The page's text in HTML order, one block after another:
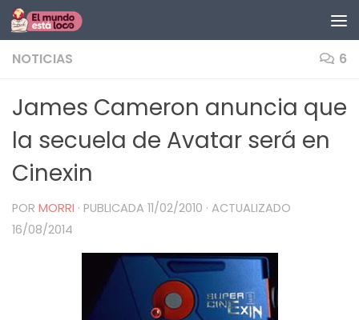
Saltar al contenido
NOTICIAS 6
James Cameron anuncia que
la secuela de Avatar será en
Cinexin
POR MORRI · PUBLICADA 11/02/2010 · ACTUALIZADO
16/08/2014